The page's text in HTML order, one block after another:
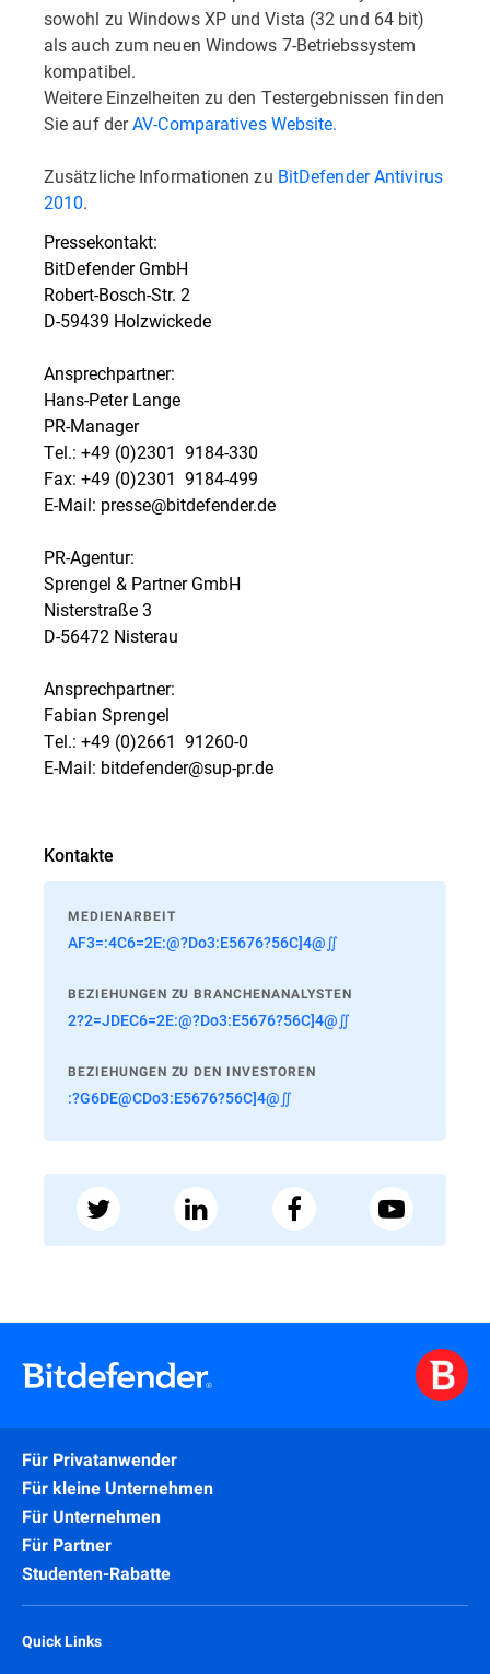
sowohl zu Windows XP und Vista (32 und 64 bit)
als auch zum neuen Windows 7-Betriebssystem
kompatibel.
Weitere Einzelheiten zu den Testergebnissen finden
Sie auf derAV-Comparatives Website.
Zusätzliche Informationen zu BitDefender Antivirus
2010.
Pressekontakt:
BitDefender GmbH
Robert-Bosch-Str. 2
D-59439 Holzwickede
Ansprechpartner:
Hans-Peter Lange
PR-Manager
Tel.: +49 (0)2301  9184-330
Fax: +49 (0)2301  9184-499
E-Mail: presse@bitdefender.de
PR-Agentur:
Sprengel & Partner GmbH
Nisterstraße 3
D-56472 Nisterau
Ansprechpartner:
Fabian Sprengel
Tel.: +49 (0)2661  91260-0
E-Mail: bitdefender@sup-pr.de
Kontakte
MEDIENARBEIT
AF3=:4C6=2E:@?Do3:E5676?56C]4@∬
BEZIEHUNGEN ZU BRANCHENANALYSTEN
2?2=JDEC6=2E:@?Do3:E5676?56C]4@∬
BEZIEHUNGEN ZU DEN INVESTOREN
:?G6DE@CDo3:E5676?56C]4@∬
Für Privatanwender
Für kleine Unternehmen
Für Unternehmen
Für Partner
Studenten-Rabatte
Quick Links